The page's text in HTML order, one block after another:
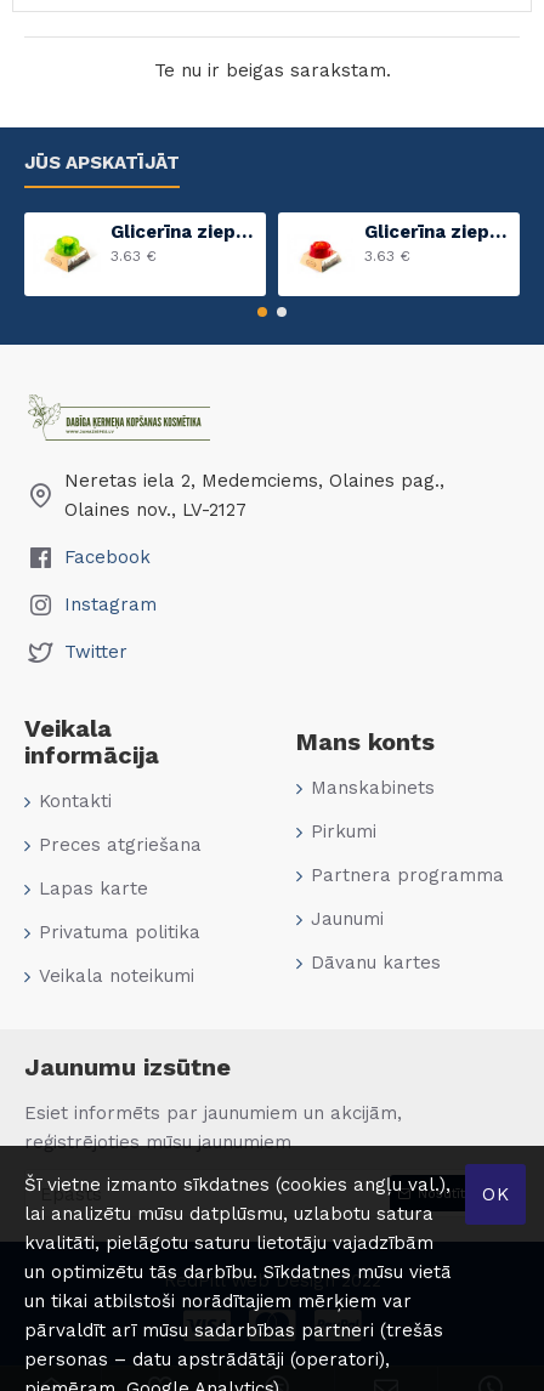
Te nu ir beigas sarakstam.
JŪS APSKATĪJĀT
Glicerīna ziepes Zaļais ābols
3.63 €
Glicerīna ziepes Greipfrūts
3.63 €
Neretas iela 2, Medemciems, Olaines pag.,
Olaines nov., LV-2127
Facebook
Instagram
Twitter
Veikala
informācija
Kontakti
Preces atgriešana
Lapas karte
Privatuma politika
Veikala noteikumi
Mans konts
Manskabinets
Pirkumi
Partnera programma
Jaunumi
Dāvanu kartes
Jaunumu izsūtne
Esiet informēts par jaunumiem un akcijām,
reģistrējoties mūsu jaunumiem
Nosūtīt
RedPill Web Design 2022
OK
Šī vietne izmanto sīkdatnes (cookies angļu val.),
lai analizētu mūsu datplūsmu, uzlabotu satura
kvalitāti, pielāgotu saturu lietotāju vajadzībām
un optimizētu tās darbību. Sīkdatnes mūsu vietā
un tikai atbilstoši norādītajiem mērķiem var
pārvaldīt arī mūsu sadarbības partneri (trešās
personas – datu apstrādātāji (operatori),